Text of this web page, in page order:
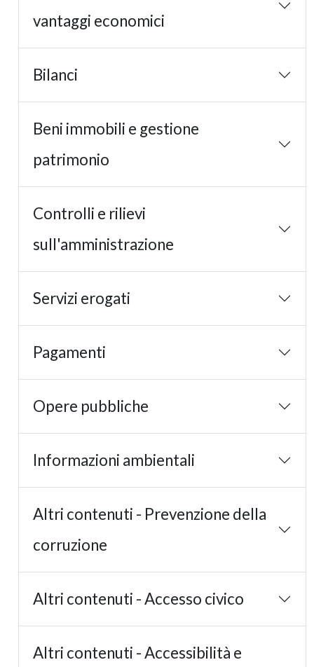
vantaggi economici
Bilanci
Beni immobili e gestione
patrimonio
Controlli e rilievi
sull'amministrazione
Servizi erogati
Pagamenti
Opere pubbliche
Informazioni ambientali
Altri contenuti - Prevenzione della
corruzione
Altri contenuti - Accesso civico
Altri contenuti - Accessibilità e